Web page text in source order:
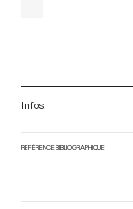
Infos
RÉFÉRENCE BIBLIOGRAPHIQUE